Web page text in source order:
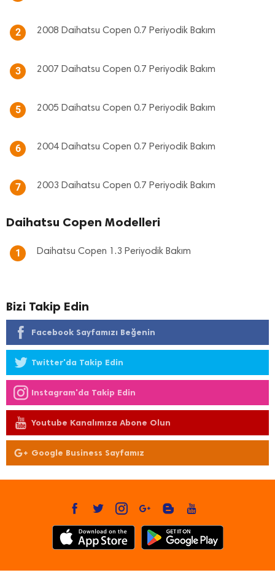
2 2008 Daihatsu Copen 0.7 Periyodik Bakım
3 2007 Daihatsu Copen 0.7 Periyodik Bakım
5 2005 Daihatsu Copen 0.7 Periyodik Bakım
6 2004 Daihatsu Copen 0.7 Periyodik Bakım
7 2003 Daihatsu Copen 0.7 Periyodik Bakım
Daihatsu Copen Modelleri
1 Daihatsu Copen 1.3 Periyodik Bakım
Bizi Takip Edin
Facebook Sayfamızı Beğenin
Twitter'da Takip Edin
Instagram'da Takip Edin
Youtube Kanalımıza Abone Olun
Google Business Sayfamız